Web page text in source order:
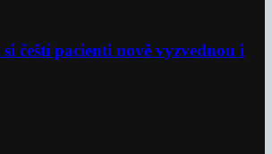
čeští pacienti nově vyzvednou i